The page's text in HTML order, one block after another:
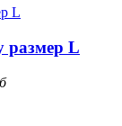
размер L